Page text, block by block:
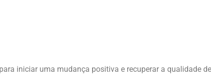
iniciar uma mudança positiva e recuperar a qualidade